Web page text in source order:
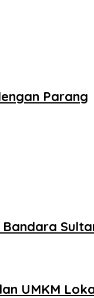
Parang
UMKM